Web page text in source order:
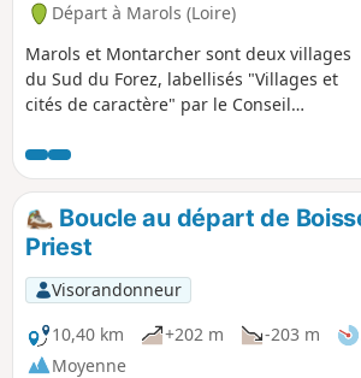
Départ à Marols (Loire)
Marols et Montarcher sont deux villages
du Sud du Forez, labellisés "Villages et
cités de caractère" par le Conseil
ont une une architecture médiévale
bien conservée, particulièrement leur
église fortifiée. Montarcher est un petit
bourg perché sur un promontoire et
offre une magnifique vue panoramique
du Mont Blanc au Mont Mézenc. La
randonnée est essentiellement
forestière et reprend pour partie le
"Chemin des Brigands".
Boucle au départ de
Priest
Visorandonneur
10,40 km
+202 m -203 m
Moyenne